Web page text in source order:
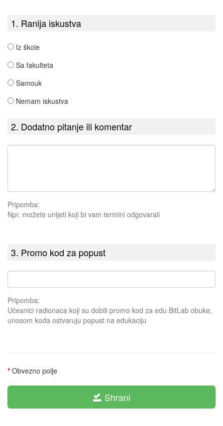
1. Ranija iskustva
Iz škole
Sa fakulteta
Samouk
Nemam iskustva
2. Dodatno pitanje ili komentar
Pripomba:
Npr. možete unijeti koji bi vam termini odgovarali
3. Promo kod za popust
Pripomba:
Učesnici radionaca koji su dobili promo kod za edu BitLab obuke,
unosom koda ostvaruju popust na edukaciju
* Obvezno polje
Shrani